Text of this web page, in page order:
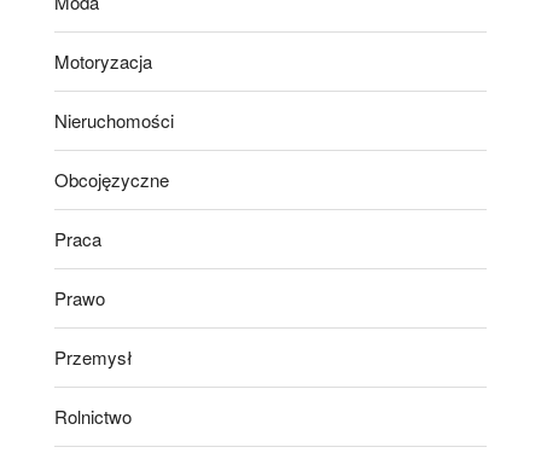
Motoryzacja
Nieruchomości
Obcojęzyczne
Praca
Prawo
Przemysł
Rolnictwo